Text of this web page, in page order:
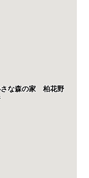
な森の家 柏花野